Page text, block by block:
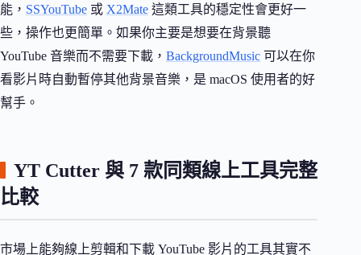
能， SSYouTube 或 X2Mate 這類工具的穩定性會更好一
些，操作也更簡單。如果你主要是想要在背景聽
YouTube 音樂而不需要下載， BackgroundMusic 可以在你
看影片時自動暫停其他背景音樂，是 macOS 使用者的好
幫手。
YT Cutter 與 7 款同類線上工具完整
比較
市場上能夠線上剪輯和下載 YouTube 影片的工具其實不